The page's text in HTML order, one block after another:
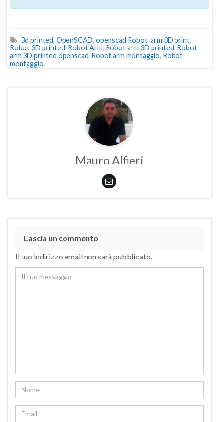
3d printed, OpenSCAD, openscad Robot arm 3D print,
Robot 3D printed, Robot Arm, Robot arm 3D printed, Robot
arm 3D printed openscad, Robot arm montaggio, Robot
montaggio
Mauro Alfieri
Lascia un commento
Il tuo indirizzo email non sarà pubblicato.